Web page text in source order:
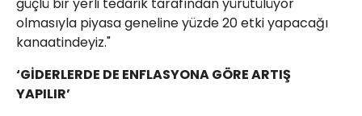
olmasıyla piyasa geneline yüzde 20 etki yapacağı
kanaatindeyiz."
‘GİDERLERDE DE ENFLASYONA GÖRE ARTIŞ
YAPILIR’